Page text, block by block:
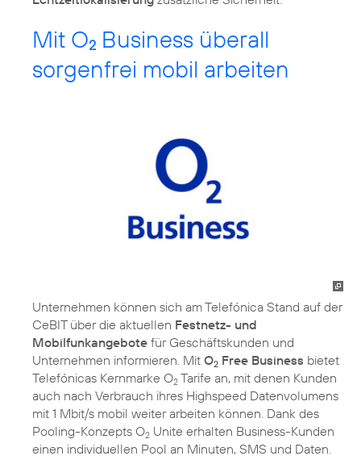
Mit O2 Business überall
sorgenfrei mobil arbeiten
Unternehmen können sich am Telefónica Stand auf der
CeBIT über die aktuellen Festnetz- und
Mobilfunkangebote für Geschäftskunden und
Unternehmen informieren. Mit O2 Free Business bietet
Telefónicas Kernmarke O2 Tarife an, mit denen Kunden
auch nach Verbrauch ihres Highspeed Datenvolumens
mit 1 Mbit/s mobil weiter arbeiten können. Dank des
Pooling-Konzepts O2 Unite erhalten Business-Kunden
einen individuellen Pool an Minuten, SMS und Daten.